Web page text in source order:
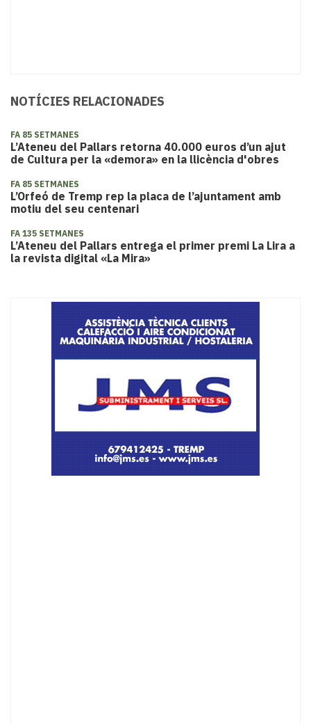
NOTÍCIES RELACIONADES
FA 85 SETMANES
L’Ateneu del Pallars retorna 40.000 euros d’un ajut
de Cultura per la «demora» en la llicència d'obres
FA 85 SETMANES
L’Orfeó de Tremp rep la placa de l’ajuntament amb
motiu del seu centenari
FA 135 SETMANES
L’Ateneu del Pallars entrega el primer premi La Lira a
la revista digital «La Mira»